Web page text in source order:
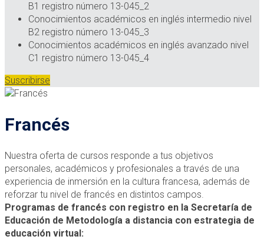
B1 registro número 13-045_2
Conocimientos académicos en inglés intermedio nivel
B2 registro número 13-045_3
Conocimientos académicos en inglés avanzado nivel
C1 registro número 13-045_4
Suscribirse
Francés
Nuestra oferta de cursos responde a tus objetivos
personales, académicos y profesionales a través de una
experiencia de inmersión en la cultura francesa, además de
reforzar tu nivel de francés en distintos campos.
Programas de francés con registro en la Secretaría de
Educación de Metodología a distancia con estrategia de
educación virtual: